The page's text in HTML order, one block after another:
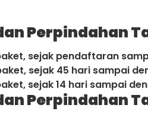
Perpindahan
sejak pendaftaran
sejak 45 hari sampai
sejak 14 hari sampai
Perpindahan